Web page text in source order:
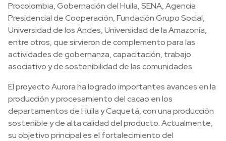
Procolombia, Gobernación del Huila, SENA, Agencia
Presidencial de Cooperación, Fundación Grupo Social,
Universidad de los Andes, Universidad de la Amazonía,
entre otros, que sirvieron de complemento para las
actividades de gobernanza, capacitación, trabajo
asociativo y de sostenibilidad de las comunidades.
El proyecto Aurora ha logrado importantes avances en la
producción y procesamiento del cacao en los
departamentos de Huila y Caquetá, con una producción
sostenible y de alta calidad del producto. Actualmente,
su objetivo principal es el fortalecimiento del